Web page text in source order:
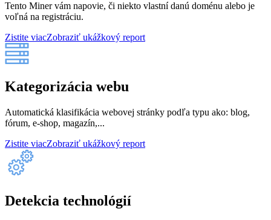
Tento Miner vám napovie, či niekto vlastní danú doménu alebo je
voľná na registráciu.
Zistite viacZobraziť ukážkový report
Kategorizácia webu
Automatická klasifikácia webovej stránky podľa typu ako: blog,
fórum, e-shop, magazín,...
Zistite viacZobraziť ukážkový report
Detekcia technológií